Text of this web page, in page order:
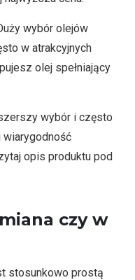
wybór olejów
w atrakcyjnych
olej spełniający
wybór i często
wiarygodność
opis produktu pod
czy w
stosunkowo prostą